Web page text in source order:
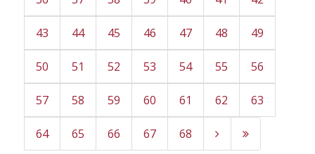
43 44 45 46 47 48 49
50 51 52 53 54 55 56
57 58 59 60 61 62 63
64 65 66 67 68